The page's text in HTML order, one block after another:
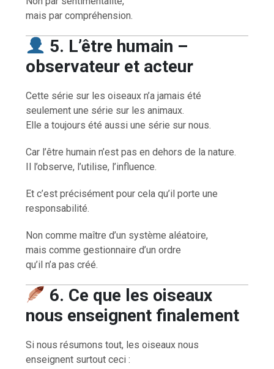
mais par compréhension.
5. L’être humain –
observateur et acteur
Cette série sur les oiseaux n’a jamais été
seulement une série sur les animaux.
Elle a toujours été aussi une série sur nous.
Car l’être humain n’est pas en dehors de la nature.
Il l’observe, l’utilise, l’influence.
Et c’est précisément pour cela qu’il porte une
responsabilité.
Non comme maître d’un système aléatoire,
mais comme gestionnaire d’un ordre
qu’il n’a pas créé.
6. Ce que les oiseaux
nous enseignent finalement
Si nous résumons tout, les oiseaux nous
enseignent surtout ceci :